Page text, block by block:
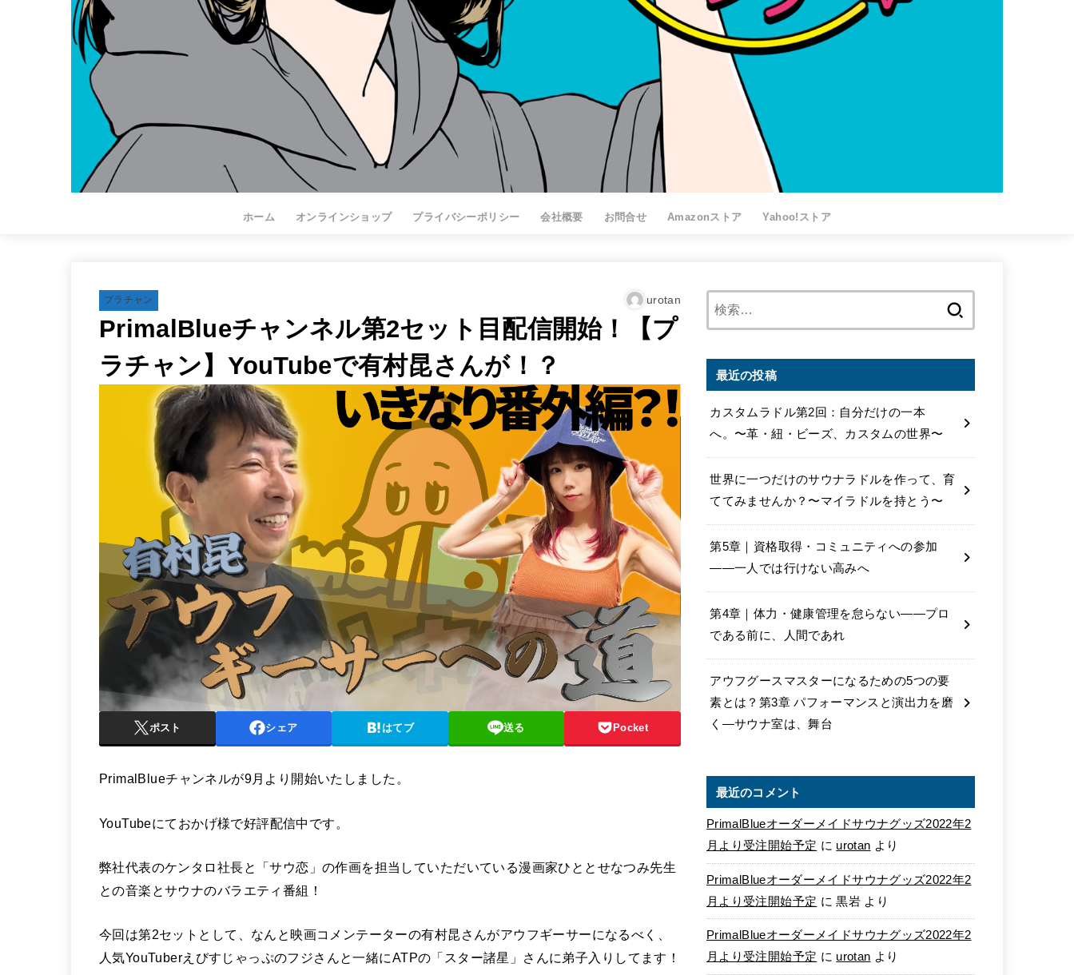
ホーム オンラインショップ プライバシーポリシー 会社概要 お問合せ Amazonストア Yahoo!ストア
プラチャン urotan
PrimalBlueチャンネル第2セット目配信開始！【プ
ラチャン】YouTubeで有村昆さんが！？
ポスト シェア はてブ 送る Pocket
PrimalBlueチャンネルが9月より開始いたしました。
YouTubeにておかげ様で好評配信中です。
弊社代表のケンタロ社長と「サウ恋」の作画を担当していただいている漫画家ひととせなつみ先生
との音楽とサウナのバラエティ番組！
今回は第2セットとして、なんと映画コメンテーターの有村昆さんがアウフギーサーになるべく、
人気YouTuberえびすじゃっぷのフジさんと一緒にATPの「スター諸星」さんに弟子入りしてます！
最近の投稿
カスタムラドル第2回：自分だけの一本
へ。〜革・紐・ビーズ、カスタムの世界〜
世界に一つだけのサウナラドルを作って、育
ててみませんか？〜マイラドルを持とう〜
第5章｜資格取得・コミュニティへの参加
――一人では行けない高みへ
第4章｜体力・健康管理を怠らない――プロ
である前に、人間であれ
アウフグースマスターになるための5つの要
素とは？第3章 パフォーマンスと演出力を磨
く―サウナ室は、舞台
最近のコメント
PrimalBlueオーダーメイドサウナグッズ2022年2
月より受注開始予定 に urotan より
PrimalBlueオーダーメイドサウナグッズ2022年2
月より受注開始予定 に黒岩 より
PrimalBlueオーダーメイドサウナグッズ2022年2
月より受注開始予定 に urotan より